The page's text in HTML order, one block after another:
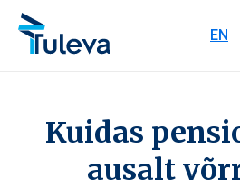
Liigu edasi sisu juurde
EN
Kuidas
ausalt